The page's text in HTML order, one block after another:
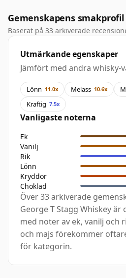
Gemenskapens smakprofil
Baserat på 33 arkiverade
Utmärkande egenskaper
Jämfört med andra whisky-
Lönn 11.0x Melass 10.6x
Kraftig 7.5x
Vanligaste noterna
Ek
Vanilj
Rik
Lönn
Kryddor
Choklad
Över 33 arkiverade
George T Stagg Whiskey
med noter av ek, vanilj och
och majs förekommer
för kategorin.